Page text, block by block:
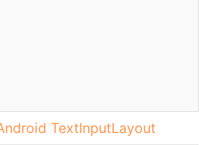
TextInputLayout